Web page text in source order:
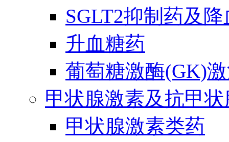
SGLT2抑制药及
升血糖药
葡萄糖激酶(GK)
甲状腺激素及抗甲
甲状腺激素类药